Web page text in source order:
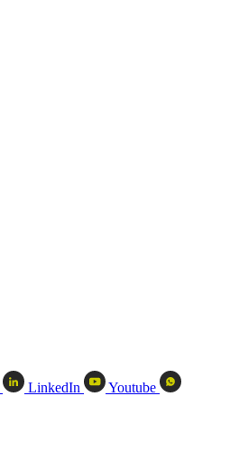
LinkedIn
Youtube